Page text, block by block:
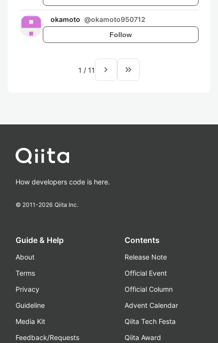
okamoto @okamoto950712
Follow
1 / 11 navigate_next keyboard_double_arrow_right
How developers code is here.
© 2011-2026 Qiita Inc.
Guide & Help
About
Terms
Privacy
Guideline
Media Kit
Feedback/Requests
Contents
Release Note
Official Event
Official Column
Advent Calendar
Qiita Tech Festa
Qiita Award